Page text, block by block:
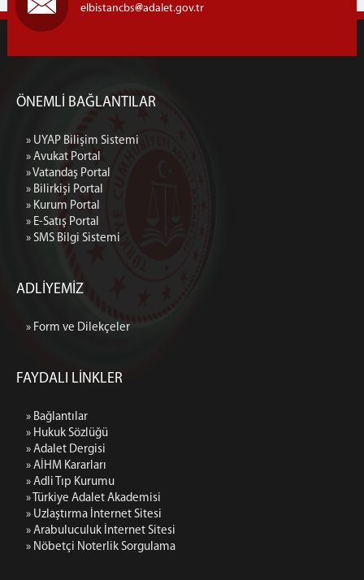
elbistancbs adalet.gov.tr
ÖNEMLİ BAĞLANTILAR
» UYAP Bilişim Sistemi
» Avukat Portal
» Vatandaş Portal
» Bilirkişi Portal
» Kurum Portal
» E-Satış Portal
» SMS Bilgi Sistemi
ADLİYEMİZ
» Form ve Dilekçeler
FAYDALI LİNKLER
» Bağlantılar
» Hukuk Sözlüğü
» Adalet Dergisi
» AİHM Kararları
» Adli Tıp Kurumu
» Türkiye Adalet Akademisi
» Uzlaştırma İnternet Sitesi
» Arabuluculuk İnternet Sitesi
» Nöbetçi Noterlik Sorgulama